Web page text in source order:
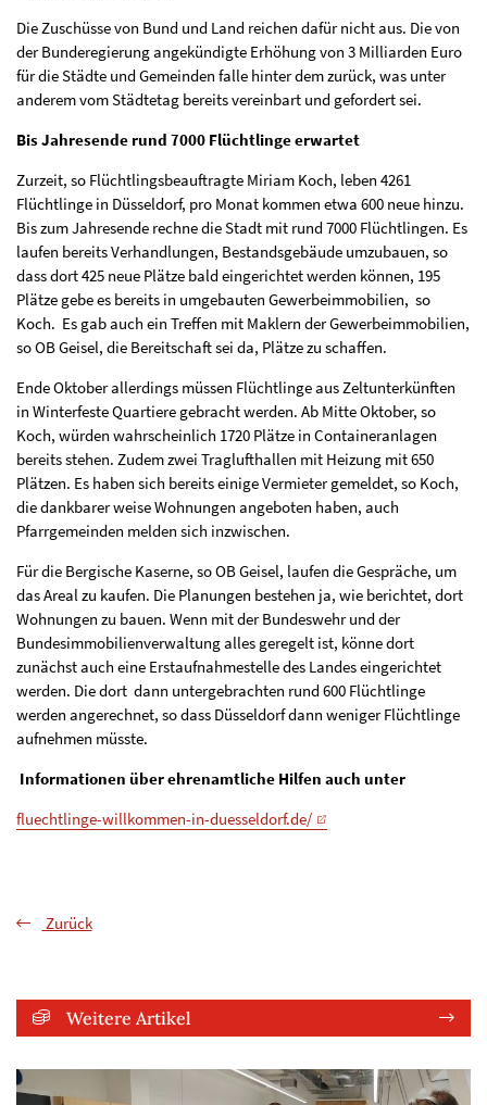
Die Zuschüsse von Bund und Land reichen dafür nicht aus. Die von
der Bunderegierung angekündigte Erhöhung von 3 Milliarden Euro
für die Städte und Gemeinden falle hinter dem zurück, was unter
anderem vom Städtetag bereits vereinbart und gefordert sei.
Bis Jahresende rund 7000 Flüchtlinge erwartet
Zurzeit, so Flüchtlingsbeauftragte Miriam Koch, leben 4261
Flüchtlinge in Düsseldorf, pro Monat kommen etwa 600 neue hinzu.
Bis zum Jahresende rechne die Stadt mit rund 7000 Flüchtlingen. Es
laufen bereits Verhandlungen, Bestandsgebäude umzubauen, so
dass dort 425 neue Plätze bald eingerichtet werden können, 195
Plätze gebe es bereits in umgebauten Gewerbeimmobilien, so
Koch. Es gab auch ein Treffen mit Maklern der Gewerbeimmobilien,
so OB Geisel, die Bereitschaft sei da, Plätze zu schaffen.
Ende Oktober allerdings müssen Flüchtlinge aus Zeltunterkünften
in Winterfeste Quartiere gebracht werden. Ab Mitte Oktober, so
Koch, würden wahrscheinlich 1720 Plätze in Containeranlagen
bereits stehen. Zudem zwei Traglufthallen mit Heizung mit 650
Plätzen. Es haben sich bereits einige Vermieter gemeldet, so Koch,
die dankbarer weise Wohnungen angeboten haben, auch
Pfarrgemeinden melden sich inzwischen.
Für die Bergische Kaserne, so OB Geisel, laufen die Gespräche, um
das Areal zu kaufen. Die Planungen bestehen ja, wie berichtet, dort
Wohnungen zu bauen. Wenn mit der Bundeswehr und der
Bundesimmobilienverwaltung alles geregelt ist, könne dort
zunächst auch eine Erstaufnahmestelle des Landes eingerichtet
werden. Die dort dann untergebrachten rund 600 Flüchtlinge
werden angerechnet, so dass Düsseldorf dann weniger Flüchtlinge
aufnehmen müsste.
Informationen über ehrenamtliche Hilfen auch unter
fluechtlinge-willkommen-in-duesseldorf.de/
Zurück
Weitere Artikel